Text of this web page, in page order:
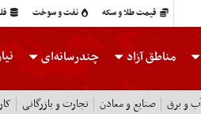
قیمت طلا و سکه نفت و سوخت
مناطق آزاد چندرسانه‌ای
و برق صنایع و معادن تجارت و بازرگانی